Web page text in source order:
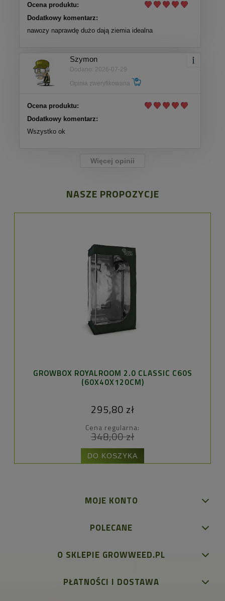
Ocena produktu:
Dodatkowy komentarz:
nawozy naprawdę dużo dają ziemia idealna
Szymon
Dodano: 2026-07-29
Opinia zweryfikowana
Ocena produktu:
Dodatkowy komentarz:
Wszystko ok
Więcej opinii
NASZE PROPOZYCJE
GROWBOX ROYALROOM 2.0 CLASSIC C60S
(60X40X120CM)
295,80 zł
Cena regularna:
348,00 zł
DO KOSZYKA
MOJE KONTO
POLECANE
O SKLEPIE GROWWEED.PL
PŁATNOŚCI I DOSTAWA